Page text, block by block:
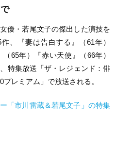
優・若尾文子の傑出した演技を
、『妻は告白する』（61年）
65年）『赤い天使』（66年）
特集放送「ザ・レジェンド：俳
レミアム」で放送される。
「市川雷蔵＆若尾文子」の特集